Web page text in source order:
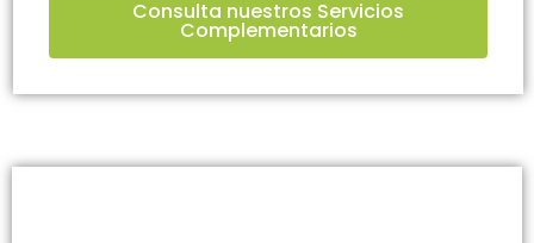
Consulta nuestros Servicios
Complementarios